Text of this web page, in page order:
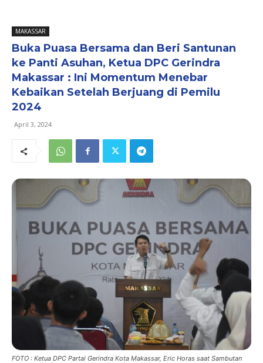
MAKASSAR
Buka Puasa Bersama dan Beri Santunan
ke Panti Asuhan, Ketua DPC Gerindra
Makassar : Ini Momentum Menebar
Kebaikan Setelah Berjuang di Pemilu
2024
April 3, 2024
FOTO : Ketua DPC Partai Gerindra Kota Makassar, Eric Horas saat Sambutan